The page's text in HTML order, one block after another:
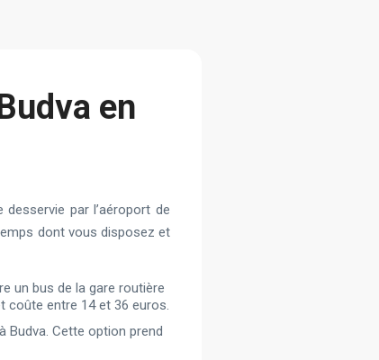
en
par l’aéroport de
dont vous disposez et
un bus de la gare routière
coûte entre 14 et 36 euros.
Budva. Cette option prend